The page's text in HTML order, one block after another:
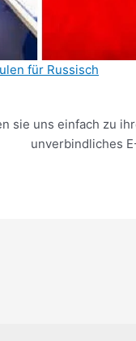
für Russisch
sie uns einfach zu
unverbindliches